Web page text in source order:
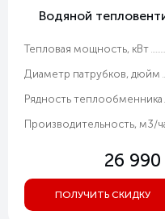
Водяной
Тепловая мощность, кВт
Диаметр патрубков, дюйм
Рядность теплообменника
Производительность, м3/
26 990
ПОЛУЧИТЬ СКИДКУ